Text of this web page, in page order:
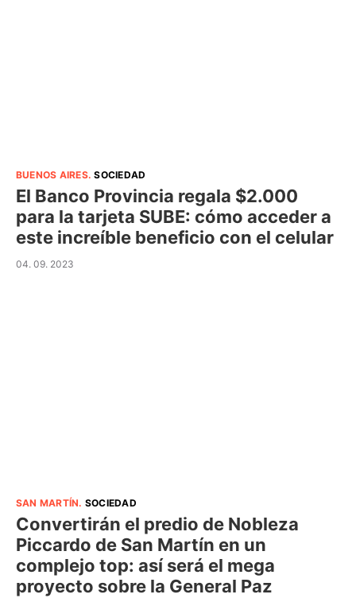
BUENOS AIRES.SOCIEDAD
El Banco Provincia regala $2.000
para la tarjeta SUBE: cómo acceder a
este increíble beneficio con el celular
04. 09. 2023
SAN MARTÍN. SOCIEDAD
Convertirán el predio de Nobleza
Piccardo de San Martín en un
complejo top: así será el mega
proyecto sobre la General Paz